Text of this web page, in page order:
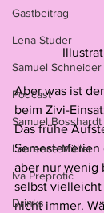
Gastbeitrag
Lena Studer
Samuel Schneider
Podcast
Samuel Bosshardt
Laurence Müller
Iva Preprotić
Drinks
Aber was ist
beim Zivi-
Das frühe
aber nur wenig
selbst vielleicht
nicht immer.